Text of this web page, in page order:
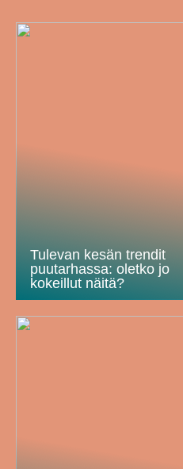
Tulevan kesän trendit
puutarhassa: oletko jo
kokeillut näitä?